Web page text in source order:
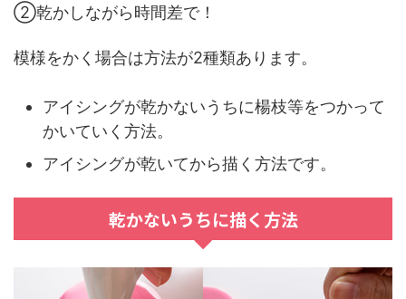
②乾かしながら時間差で！
模様をかく場合は方法が2種類あります。
アイシングが乾かないうちに楊枝等をつかって
かいていく方法。
アイシングが乾いてから描く 方法です。
乾かないうちに描く方法